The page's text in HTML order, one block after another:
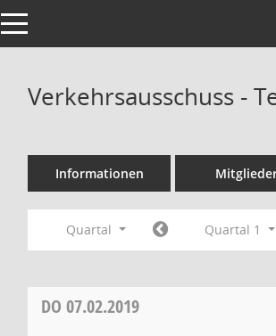
Toggle navigation
Verkehrsausschuss -
Informationen
Quartal Quartal 1
DO 07.02.2019